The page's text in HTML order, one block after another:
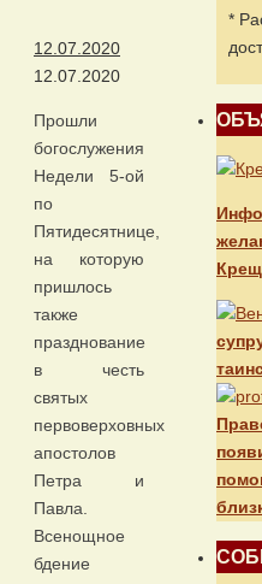
12.07.2020
12.07.2020
Прошли
богослужения
Недели 5-ой
по
Пятидесятнице,
на которую
пришлось
также
празднование
в честь
святых
первоверховных
апостолов
Петра и
Павла.
Всенощное
бдение
*